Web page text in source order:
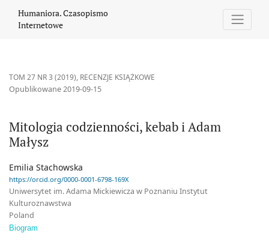
Humaniora. Czasopismo
Internetowe
TOM 27 NR 3 (2019), RECENZJE KSIĄŻKOWE
Mitologia codzienności, kebab i Adam
Małysz
Opublikowane 2019-09-15
Emilia Stachowska
https://orcid.org/0000-0001-6798-169X
Uniwersytet im. Adama Mickiewicza w Poznaniu Instytut
Kulturoznawstwa
Poland
Biogram